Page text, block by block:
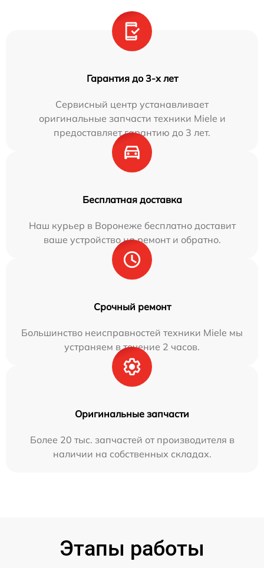
Гарантия до 3-х лет
Сервисный центр устанавливает
оригинальные запчасти техники Miele и
предоставляет гарантию до 3 лет.
Бесплатная доставка
Наш курьер в Воронеже бесплатно доставит
ваше устройство на ремонт и обратно.
Срочный ремонт
Большинство неисправностей техники Miele мы
устраняем в течение 2 часов.
Оригинальные запчасти
Более 20 тыс. запчастей от производителя в
наличии на собственных складах.
Этапы работы